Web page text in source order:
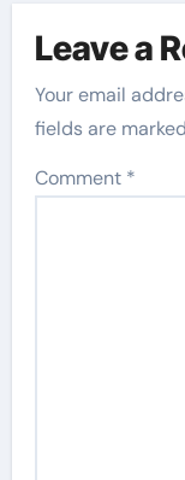
Leave a
Your email
fields are marked
Comment *